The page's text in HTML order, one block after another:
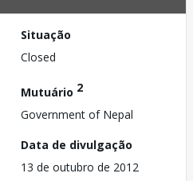
Situação
Closed
Mutuário 2
Government of Nepal
Data de divulgação
13 de outubro de 2012